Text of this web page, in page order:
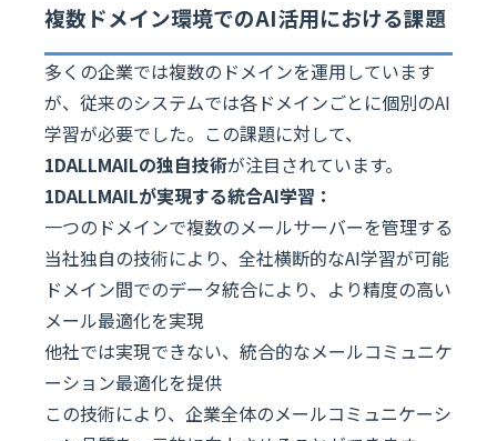
複数ドメイン環境でのAI活用における課題
多くの企業では複数のドメインを運用しています
が、従来のシステムでは各ドメインごとに個別のAI
学習が必要でした。この課題に対して、
1DALLMAILの独自技術が注目されています。
1DALLMAILが実現する統合AI学習：
一つのドメインで複数のメールサーバーを管理する
当社独自の技術により、全社横断的なAI学習が可能
ドメイン間でのデータ統合により、より精度の高い
メール最適化を実現
他社では実現できない、統合的なメールコミュニケ
ーション最適化を提供
この技術により、企業全体のメールコミュニケーシ